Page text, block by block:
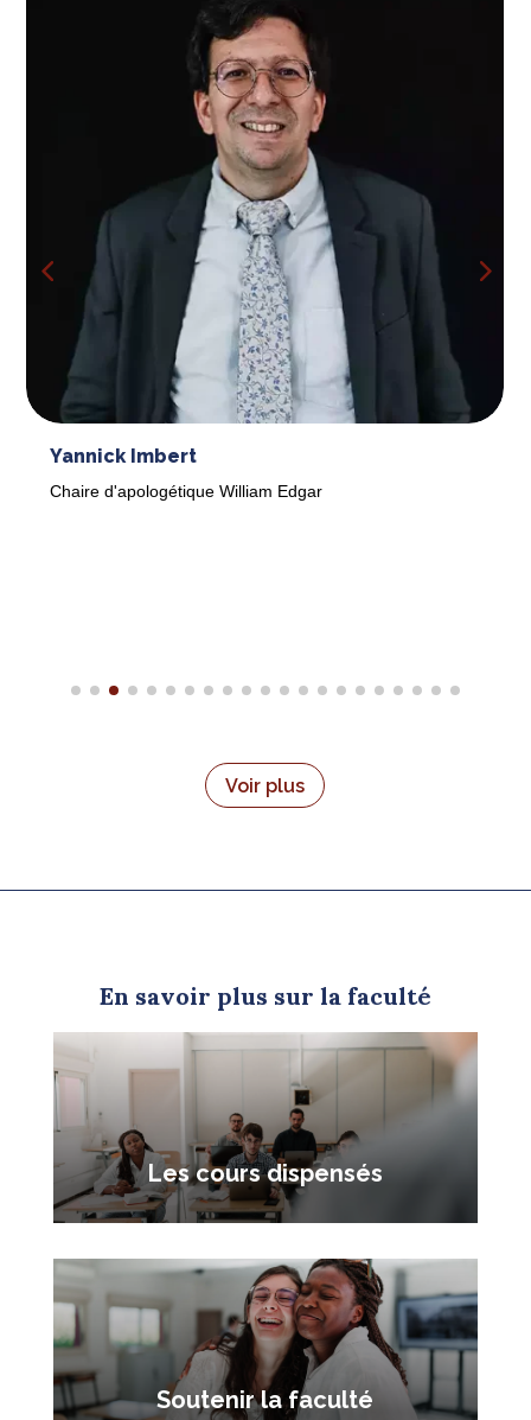
Yannick Imbert
Chaire d'apologétique William Edgar
Voir plus
En savoir plus sur la faculté
Les cours dispensés
Soutenir la faculté